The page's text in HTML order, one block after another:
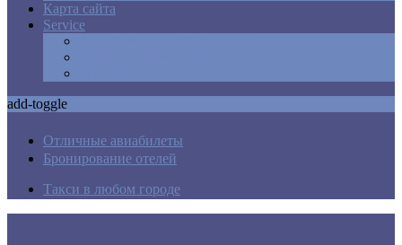
Карта сайта
Service
add-toggle
Отличные авиабилеты
Бронирование отелей
Такси в любом городе